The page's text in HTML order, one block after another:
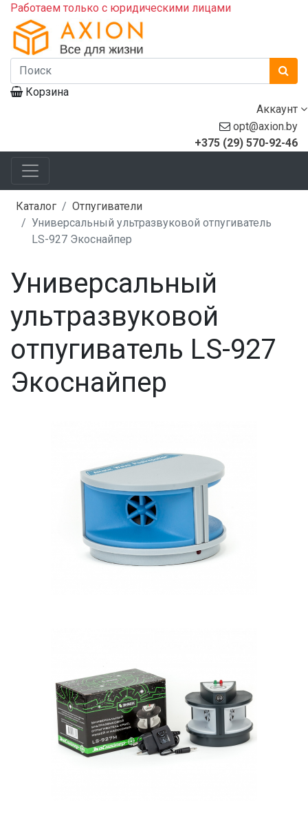
Работаем только с юридическими лицами
Корзина
Аккаунт
opt@axion.by
+375 (29) 570-92-46
Каталог
Отпугиватели
Универсальный ультразвуковой отпугиватель
LS-927 Экоснайпер
Универсальный
ультразвуковой
отпугиватель LS-927
Экоснайпер